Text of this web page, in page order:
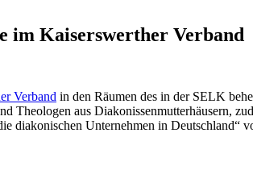
im Kaiserswerther Verband
Verband in den Räumen des in der SELK
Theologen aus Diakonissenmutterhäusern,
diakonischen Unternehmen in